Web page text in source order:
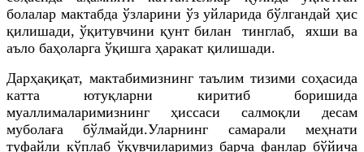
болалар мактабда ўзларини ўз уйларида бўлгандай ҳис
қилишади, ўқитувчини қунт билан тинглаб, яхши ва
аъло баҳоларга ўқишга ҳаракат қилишади.
Дарҳақиқат, мактабимизнинг таълим тизими соҳасида
катта ютуқларни киритиб боришида
муаллималаримизнинг ҳиссаси салмоқли десам
муболаға бўлмайди.Уларнинг самарали меҳнати
туфайли кўплаб ўқувчиларимиз барча фанлар бўйича